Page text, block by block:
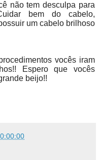
não tem desculpa para
bem do cabelo,
um cabelo brilhoso
vocês iram
Espero que vocês
beijo!!